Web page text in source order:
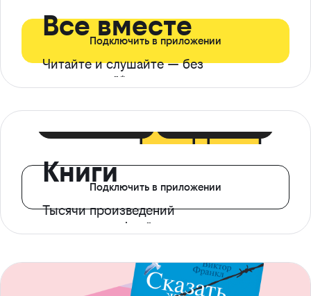
Все вместе
Читайте и слушайте — без
ограничений*
Подключить в приложении
Книги
Тысячи произведений
с доступом офлайн
Подключить в приложении